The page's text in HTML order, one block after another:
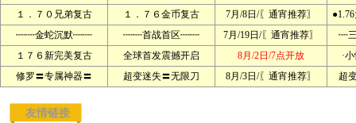
１．７０兄弟复古
１．７６金币复古 7月/8日/〖通宵推荐〗
┉┉金蛇沉默┉┉
┉┉首战首区┉┉ 7月/19日/〖通宵推荐〗
┉
１７６新完美复古
全球首发震撼开启 8月/2日/7点开放
·
修罗〓专属神器〓
超变迷失〓无限刀 8月/3日/〖通宵推荐〗 超
友情链接